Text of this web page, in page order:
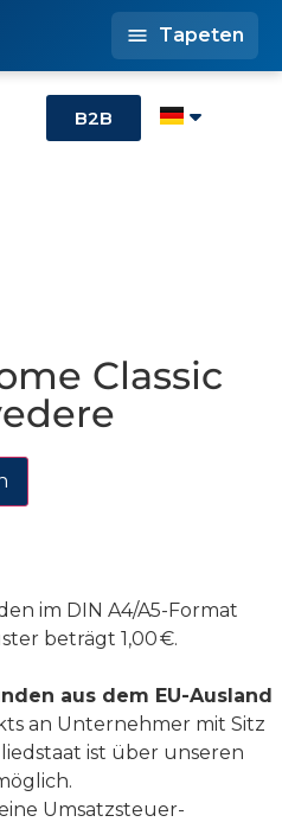
B2B
Tapeten
Classic
im DIN A4/A5-Format
beträgt 1,00 €.
aus dem EU-Ausland
an Unternehmer mit Sitz
ist über unseren
Umsatzsteuer-